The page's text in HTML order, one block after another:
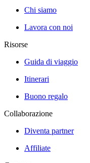
Chi siamo
Lavora con noi
Risorse
Guida di viaggio
Itinerari
Buono regalo
Collaborazione
Diventa partner
Affiliate